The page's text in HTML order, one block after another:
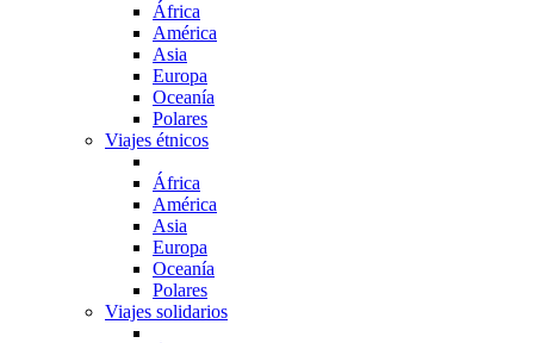
África
América
Asia
Europa
Oceanía
Polares
Viajes étnicos
África
América
Asia
Europa
Oceanía
Polares
Viajes solidarios